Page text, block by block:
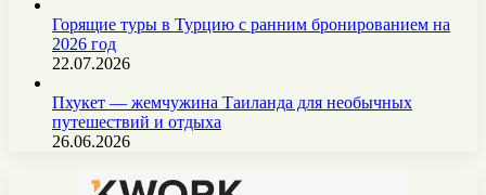
Горящие туры в Турцию с ранним бронированием на
2026 год
22.07.2026
Пхукет — жемчужина Таиланда для необычных
путешествий и отдыха
26.06.2026